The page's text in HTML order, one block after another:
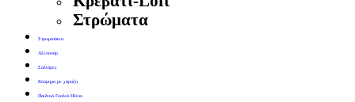
Στρώματα
Στρωματάκια
Αξεσουάρ
Σαλιάρες
Κόσμημα με χάραξη
Παιδικά Γυαλιά Ηλίου